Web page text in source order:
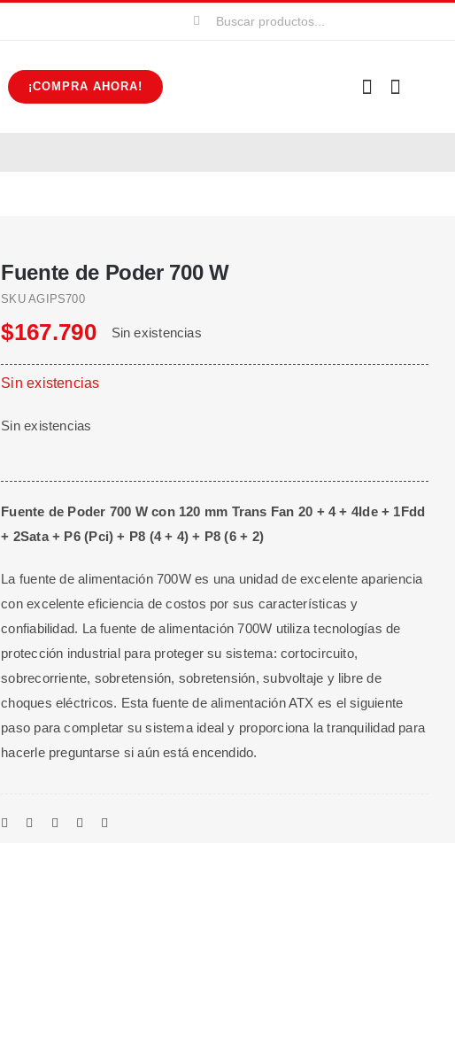
Buscar:
¡COMPRA AHORA!
Fuente de Poder 700 W
SKUAGIPS700
$167.790 Sin existencias
Sin existencias
Sin existencias
Fuente de Poder 700 W con 120 mm Trans Fan 20 + 4 + 4Ide + 1Fdd
+ 2Sata + P6 (Pci) + P8 (4 + 4) + P8 (6 + 2)
La fuente de alimentación 700W es una unidad de excelente apariencia
con excelente eficiencia de costos por sus características y
confiabilidad. La fuente de alimentación 700W utiliza tecnologías de
protección industrial para proteger su sistema: cortocircuito,
sobrecorriente, sobretensión, sobretensión, subvoltaje y libre de
choques eléctricos. Esta fuente de alimentación ATX es el siguiente
paso para completar su sistema ideal y proporciona la tranquilidad para
hacerle preguntarse si aún está encendido.